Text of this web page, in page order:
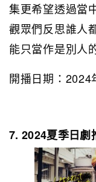
集更希望透過當
觀眾們反思誰人
能只當作是別人
開播日期：2024
7. 2024夏季日劇